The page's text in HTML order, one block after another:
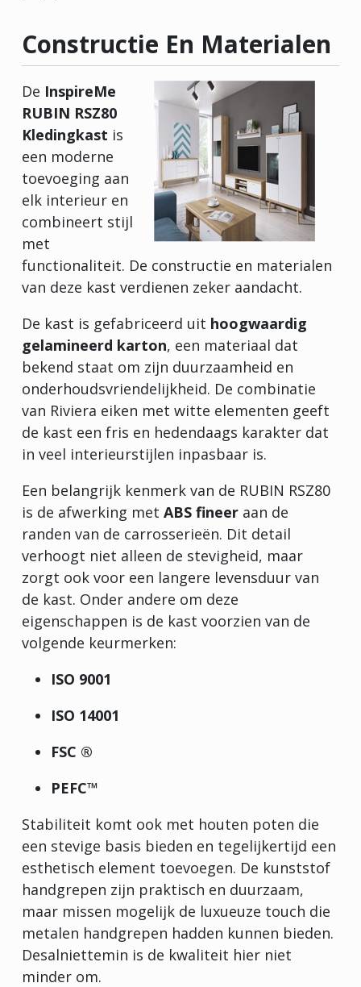
Constructie En Materialen
De InspireMe
RUBIN RSZ80
Kledingkast is
een moderne
toevoeging aan
elk interieur en
combineert stijl
met
functionaliteit. De constructie en materialen
van deze kast verdienen zeker aandacht.
De kast is gefabriceerd uit hoogwaardig
gelamineerd karton, een materiaal dat
bekend staat om zijn duurzaamheid en
onderhoudsvriendelijkheid. De combinatie
van Riviera eiken met witte elementen geeft
de kast een fris en hedendaags karakter dat
in veel interieurstijlen inpasbaar is.
Een belangrijk kenmerk van de RUBIN RSZ80
is de afwerking met ABS fineer aan de
randen van de carrosserieën. Dit detail
verhoogt niet alleen de stevigheid, maar
zorgt ook voor een langere levensduur van
de kast. Onder andere om deze
eigenschappen is de kast voorzien van de
volgende keurmerken:
ISO 9001
ISO 14001
FSC ®
PEFC™
Stabiliteit komt ook met houten poten die
een stevige basis bieden en tegelijkertijd een
esthetisch element toevoegen. De kunststof
handgrepen zijn praktisch en duurzaam,
maar missen mogelijk de luxueuze touch die
metalen handgrepen hadden kunnen bieden.
Desalniettemin is de kwaliteit hier niet
minder om.